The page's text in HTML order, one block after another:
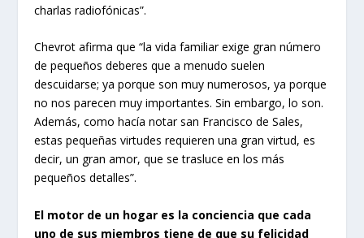
charlas radiofónicas”.
Chevrot afirma que “la vida familiar exige gran número
de pequeños deberes que a menudo suelen
descuidarse; ya porque son muy numerosos, ya porque
no nos parecen muy importantes. Sin embargo, lo son.
Además, como hacía notar san Francisco de Sales,
estas pequeñas virtudes requieren una gran virtud, es
decir, un gran amor, que se trasluce en los más
pequeños detalles”.
El motor de un hogar es la conciencia que cada
uno de sus miembros tiene de que su felicidad